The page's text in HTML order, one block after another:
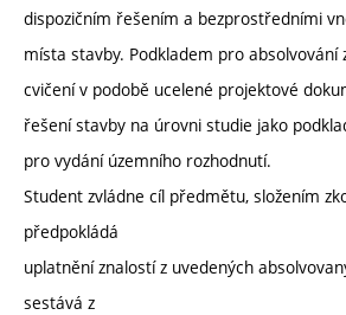
dispozičním řešením a bezprostředními
místa stavby. Podkladem pro absolvování
cvičení v podobě ucelené projektové
řešení stavby na úrovni studie jako
pro vydání územního rozhodnutí.
Student zvládne cíl předmětu, složením
předpokládá
uplatnění znalostí z uvedených
sestává z